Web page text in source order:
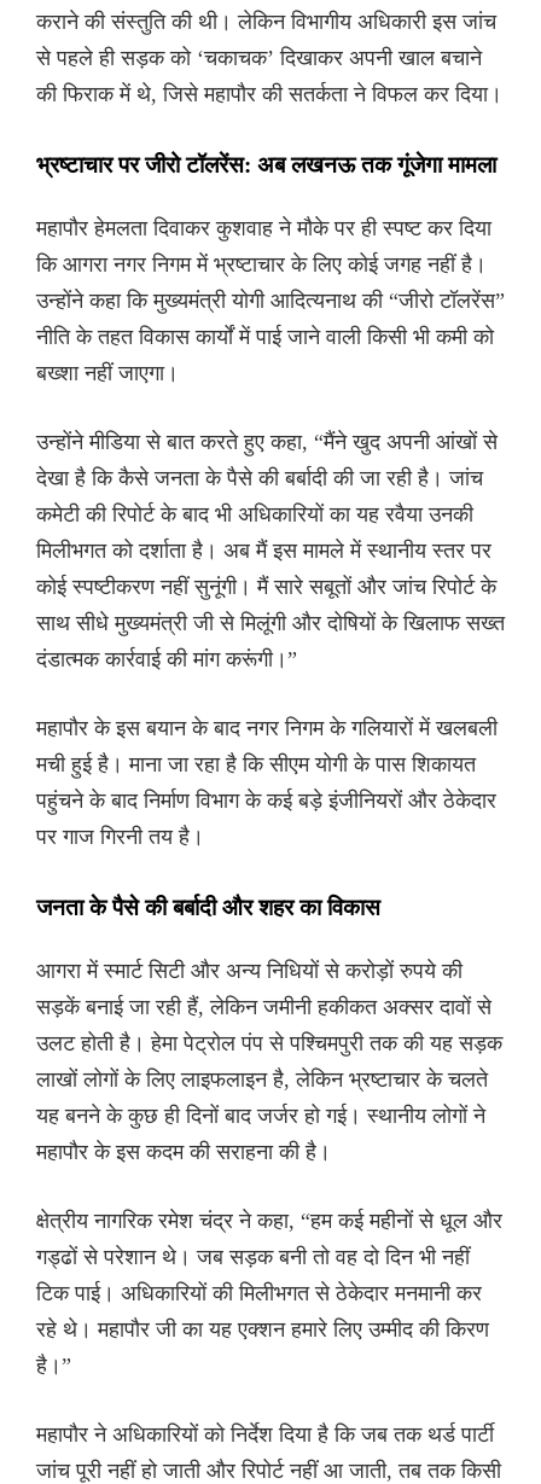
कराने की संस्तुति की थी। लेकिन विभागीय अधिकारी इस जांच
से पहले ही सड़क को ‘चकाचक’ दिखाकर अपनी खाल बचाने
की फिराक में थे, जिसे महापौर की सतर्कता ने विफल कर दिया।
भ्रष्टाचार पर जीरो टॉलरेंस: अब लखनऊ तक गूंजेगा मामला
महापौर हेमलता दिवाकर कुशवाह ने मौके पर ही स्पष्ट कर दिया
कि आगरा नगर निगम में भ्रष्टाचार के लिए कोई जगह नहीं है।
उन्होंने कहा कि मुख्यमंत्री योगी आदित्यनाथ की “जीरो टॉलरेंस”
नीति के तहत विकास कार्यों में पाई जाने वाली किसी भी कमी को
बख्शा नहीं जाएगा।
उन्होंने मीडिया से बात करते हुए कहा, “मैंने खुद अपनी आंखों से
देखा है कि कैसे जनता के पैसे की बर्बादी की जा रही है। जांच
कमेटी की रिपोर्ट के बाद भी अधिकारियों का यह रवैया उनकी
मिलीभगत को दर्शाता है। अब मैं इस मामले में स्थानीय स्तर पर
कोई स्पष्टीकरण नहीं सुनूंगी। मैं सारे सबूतों और जांच रिपोर्ट के
साथ सीधे मुख्यमंत्री जी से मिलूंगी और दोषियों के खिलाफ सख्त
दंडात्मक कार्रवाई की मांग करूंगी।”
महापौर के इस बयान के बाद नगर निगम के गलियारों में खलबली
मची हुई है। माना जा रहा है कि सीएम योगी के पास शिकायत
पहुंचने के बाद निर्माण विभाग के कई बड़े इंजीनियरों और ठेकेदार
पर गाज गिरनी तय है।
जनता के पैसे की बर्बादी और शहर का विकास
आगरा में स्मार्ट सिटी और अन्य निधियों से करोड़ों रुपये की
सड़कें बनाई जा रही हैं, लेकिन जमीनी हकीकत अक्सर दावों से
उलट होती है। हेमा पेट्रोल पंप से पश्चिमपुरी तक की यह सड़क
लाखों लोगों के लिए लाइफलाइन है, लेकिन भ्रष्टाचार के चलते
यह बनने के कुछ ही दिनों बाद जर्जर हो गई। स्थानीय लोगों ने
महापौर के इस कदम की सराहना की है।
क्षेत्रीय नागरिक रमेश चंद्र ने कहा, “हम कई महीनों से धूल और
गड्ढों से परेशान थे। जब सड़क बनी तो वह दो दिन भी नहीं
टिक पाई। अधिकारियों की मिलीभगत से ठेकेदार मनमानी कर
रहे थे। महापौर जी का यह एक्शन हमारे लिए उम्मीद की किरण
है।”
महापौर ने अधिकारियों को निर्देश दिया है कि जब तक थर्ड पार्टी
जांच पूरी नहीं हो जाती और रिपोर्ट नहीं आ जाती, तब तक किसी